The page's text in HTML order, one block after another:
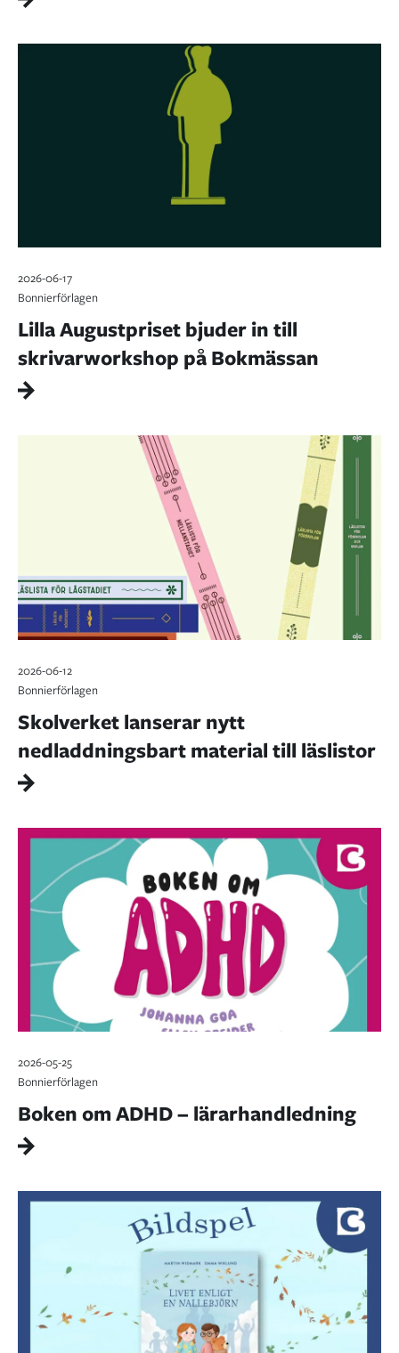
2026-06-17
Bonnierförlagen
Lilla Augustpriset bjuder in till
skrivarworkshop på Bokmässan
2026-06-12
Bonnierförlagen
Skolverket lanserar nytt
nedladdningsbart material till läslistor
2026-05-25
Bonnierförlagen
Boken om ADHD – lärarhandledning